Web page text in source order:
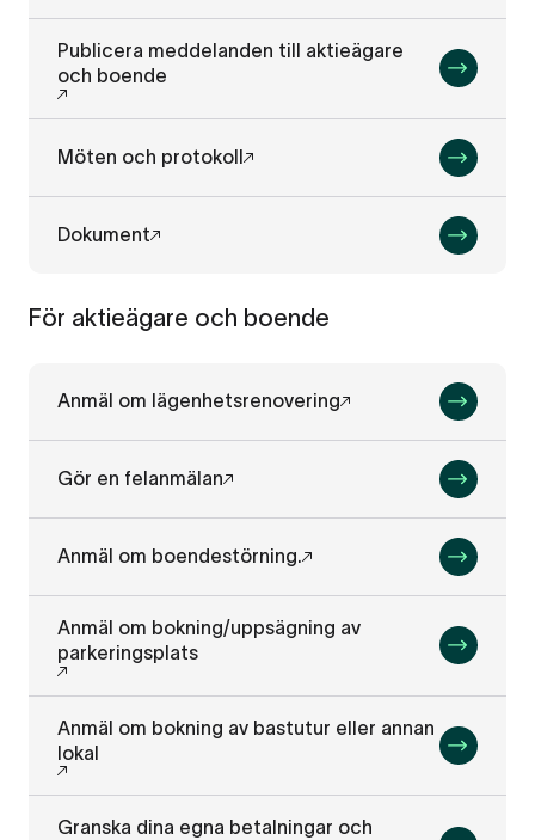
Publicera meddelanden till aktieägare
och boende
Möten och protokoll
Dokument
För aktieägare och boende
Anmäl om lägenhetsrenovering
Gör en felanmälan
Anmäl om boendestörning.
Anmäl om bokning/uppsägning av
parkeringsplats
Anmäl om bokning av bastutur eller annan
lokal
Granska dina egna betalningar och